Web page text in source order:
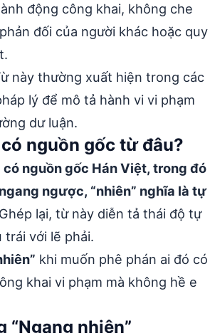
động công khai, không che
đối của người khác hoặc quy
này thường xuất hiện trong các
lý để mô tả hành vi vi phạm
dư luận.
nguồn gốc từ đâu?
có nguồn gốc Hán Việt, trong đó
ngược, “nhiên” nghĩa là tự
Ghép lại, từ này diễn tả thái độ tự
trái với lẽ phải.
khi muốn phê phán ai đó có
khai vi phạm mà không hề e
“Ngang nhiên”